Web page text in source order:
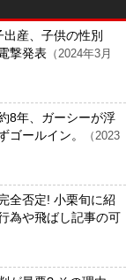
産、子供の性別
撃発表 （2024年3月
8年、ガーシーが浮
ゴールイン。
（2023
全否定! 小栗旬に紹
為や飛ばし記事の可